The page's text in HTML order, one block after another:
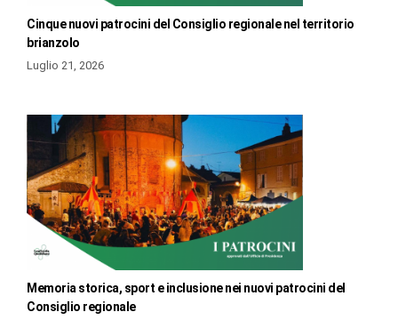
Cinque nuovi patrocini del Consiglio regionale nel territorio
brianzolo
Luglio 21, 2026
Memoria storica, sport e inclusione nei nuovi patrocini del
Consiglio regionale